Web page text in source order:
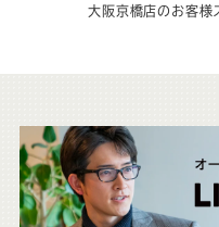
大阪京橋店のお客様
こ
ち